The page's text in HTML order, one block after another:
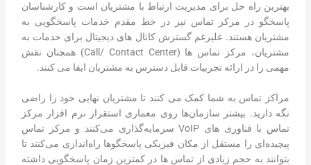
بهترین راه حل برای مدیریت ارتباط با مشتریان است و کارشناسان
پاسخگو در مرکز تماس نیر در خط مقدم خدمات پاسخگویی به
مشتریان هستند. علیرغم گسترش کانال های دیجیتال برای خدمات به
مشتریان، مرکز تماس ها (Call/ Contact Center) همچنان نقش
مهمی را در ارائه تجربیات قابل دسترس به مشتریان ایفا می کنند.
مراکز تماس به شما کمک می کنند تا مشتریان نهایی خود را راضی
نگه دارید. بیشتر سازمان‌ها روی معماری استقرار نرم افزار مرکز
تماس با فناوری های VoIP سرمایه‌گذاری می‌کنند و مرکز تماس
پیچیده‌ای را مستقل از مکان فیزیکی پاسخگوها راه‌اندازی می‌کنند تا
بتوانند به حجم زیادی از تماس ها در کمترین زمان پاسخگویی داشته